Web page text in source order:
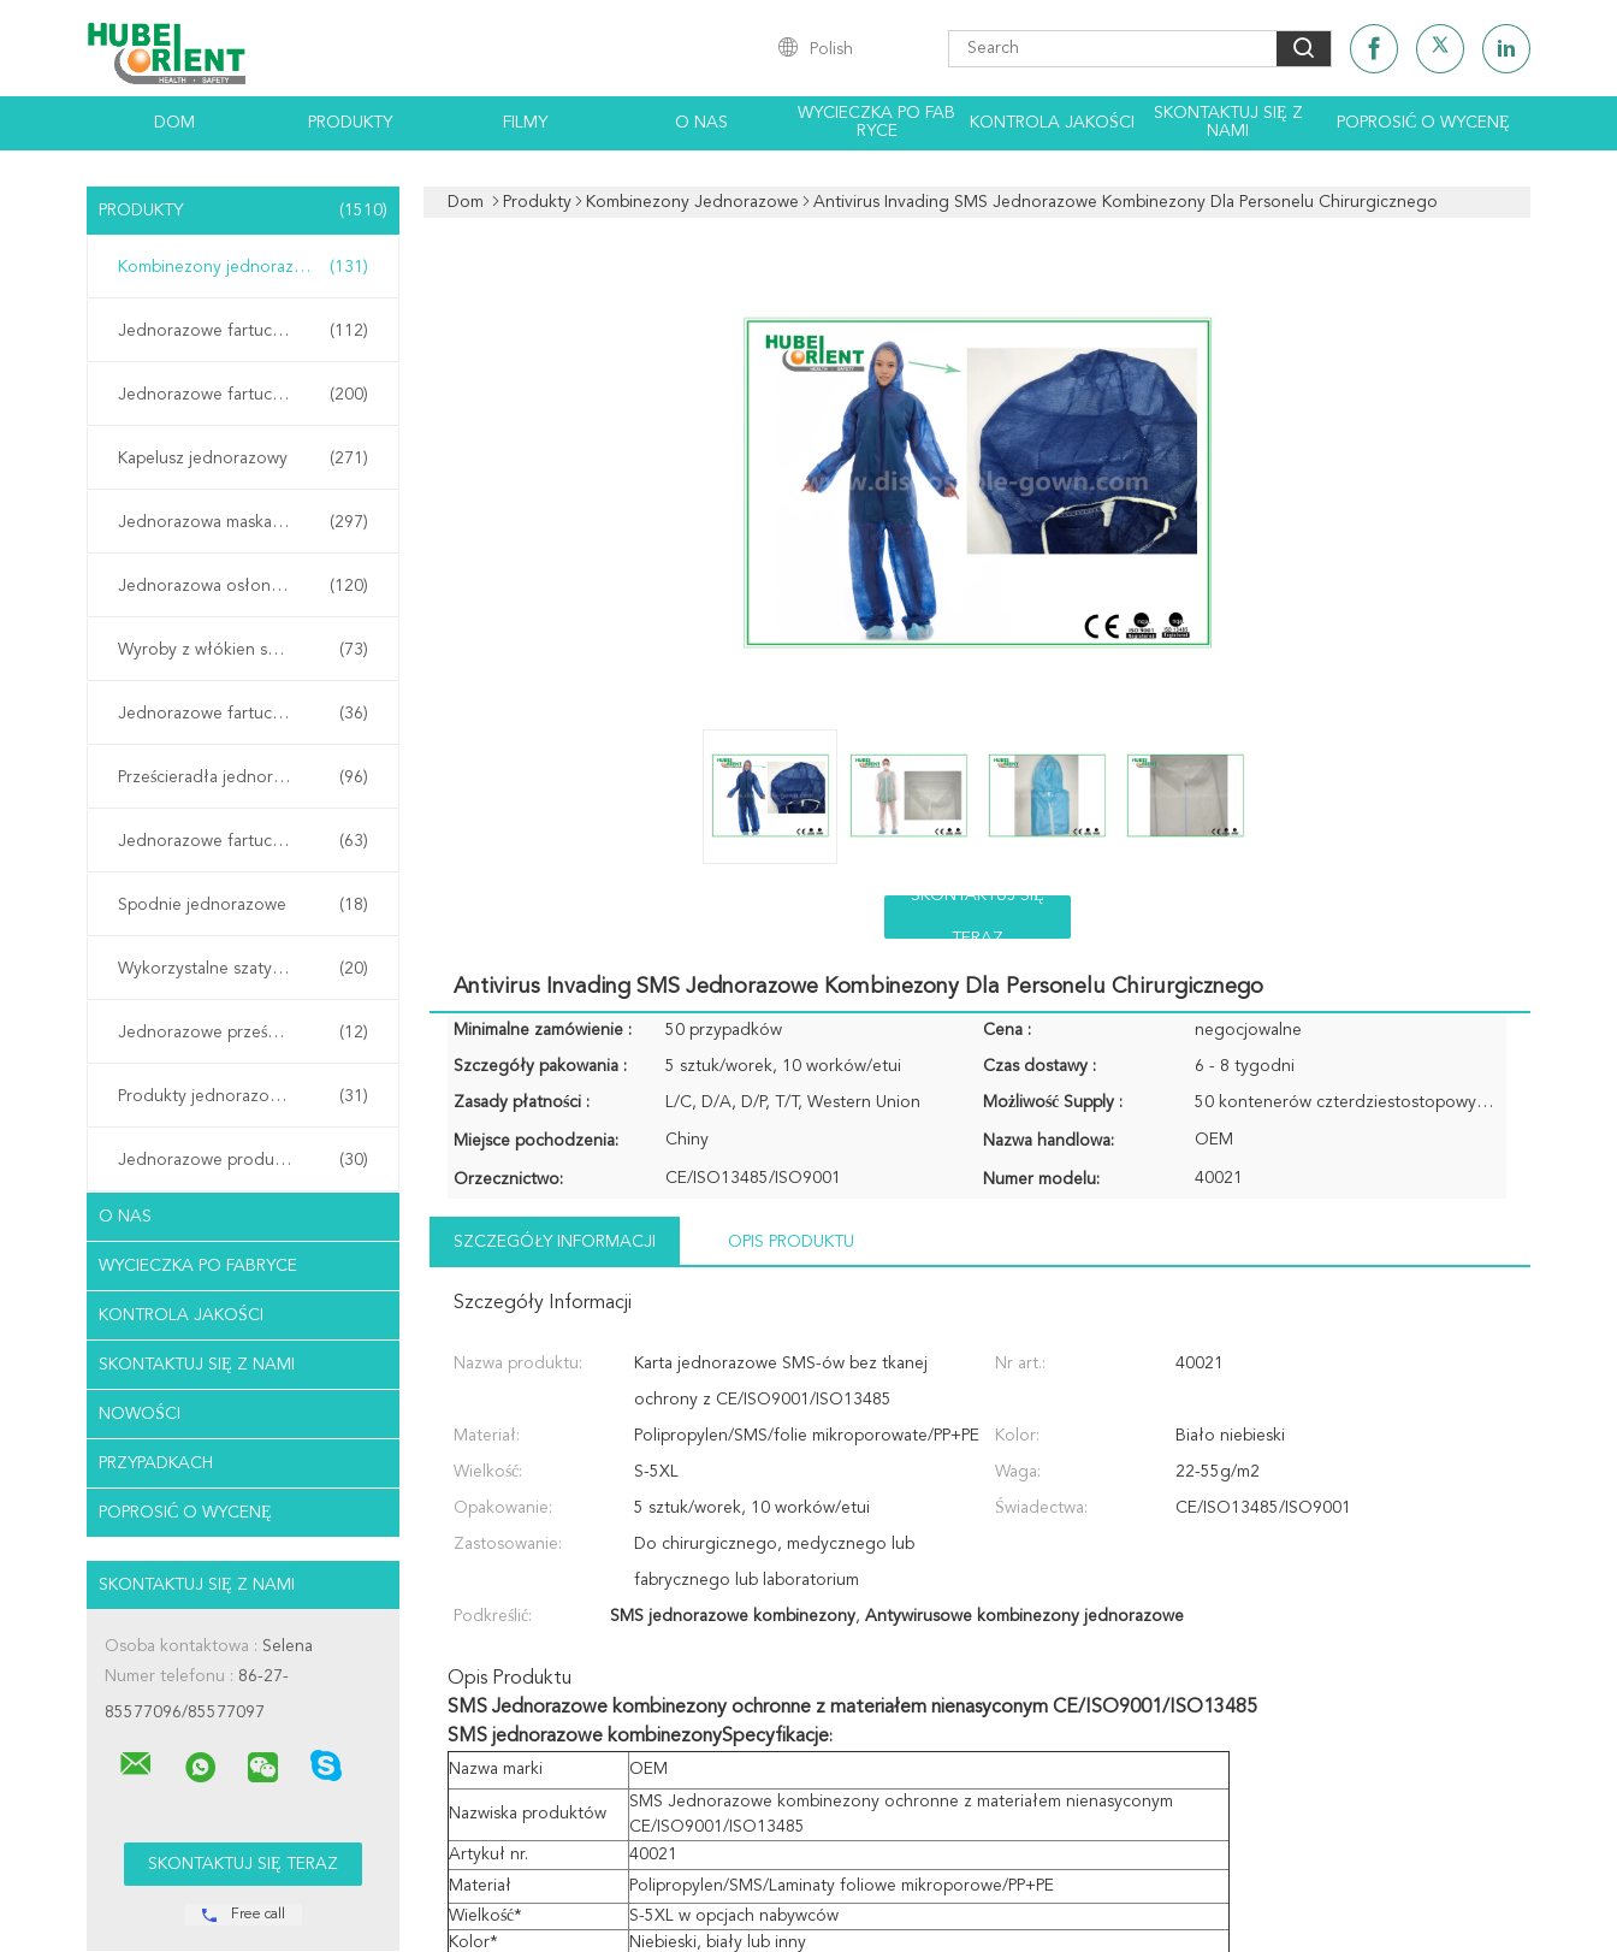
Polish
DOM PRODUKTY FILMY O NAS
WYCIECZKA PO FAB
RYCE
KONTROLA JAKOŚCI
SKONTAKTUJ SIĘ Z
NAMI
POPROSIĆ O WYCENĘ
PRODUKTY (1510)
Kombinezony jednorazowe (131)
Jednorazowe fartuchy laboratoryjne (112)
Jednorazowe fartuchy izolacyjne (200)
Kapelusz jednorazowy (271)
Jednorazowa maska ​​na twarz (297)
Jednorazowa osłona na buty (120)
Wyroby z włókien sztucznych (73)
Jednorazowe fartuchy chirurgiczne (36)
Prześcieradła jednorazowe (96)
Jednorazowe fartuchy ochronne (63)
Spodnie jednorazowe (18)
Wykorzystalne szaty kimono (20)
Jednorazowe prześcieradła (12)
Produkty jednorazowego użytku w szpitalu (31)
Jednorazowe produkty do salonu (30)
O NAS
WYCIECZKA PO FABRYCE
KONTROLA JAKOŚCI
SKONTAKTUJ SIĘ Z NAMI
NOWOŚCI
PRZYPADKACH
POPROSIĆ O WYCENĘ
SKONTAKTUJ SIĘ Z NAMI
Osoba kontaktowa : Selena
Numer telefonu : 86-27-
85577096/85577097
Free call
Dom Produkty Kombinezony Jednorazowe Antivirus Invading SMS Jednorazowe Kombinezony Dla Personelu Chirurgicznego
SKONTAKTUJ SIĘ
TERAZ
Antivirus Invading SMS Jednorazowe Kombinezony Dla Personelu Chirurgicznego
Minimalne zamówienie : 50 przypadków Cena : negocjowalne
Szczegóły pakowania : 5 sztuk/worek, 10 worków/etui Czas dostawy : 6 - 8 tygodni
Zasady płatności : L/C, D/A, D/P, T/T, Western Union Możliwość Supply : 50 kontenerów czterdziestostopowych / miesiąc
Miejsce pochodzenia: Chiny Nazwa handlowa: OEM
Orzecznictwo: CE/ISO13485/ISO9001 Numer modelu: 40021
SZCZEGÓŁY INFORMACJI OPIS PRODUKTU
Szczegóły Informacji
Nazwa produktu: Karta jednorazowe SMS-ów bez tkanej
ochrony z CE/ISO9001/ISO13485
Nr art.: 40021
Materiał: Polipropylen/SMS/folie mikroporowate/PP+PE Kolor: Biało niebieski
Wielkość: S-5XL Waga: 22-55g/m2
Opakowanie: 5 sztuk/worek, 10 worków/etui Świadectwa: CE/ISO13485/ISO9001
Zastosowanie: Do chirurgicznego, medycznego lub
fabrycznego lub laboratorium
Podkreślić: SMS jednorazowe kombinezony, Antywirusowe kombinezony jednorazowe
Opis Produktu
SMS Jednorazowe kombinezony ochronne z materiałem nienasyconym CE/ISO9001/ISO13485
SMS jednorazowe kombinezonySpecyfikacje:
Nazwa marki
OEM
Nazwiska produktów
SMS Jednorazowe kombinezony ochronne z materiałem nienasyconym
CE/ISO9001/ISO13485
Artykuł nr.
40021
Materiał
Polipropylen/SMS/Laminaty foliowe mikroporowe/PP+PE
Wielkość*
S-5XL w opcjach nabywców
Kolor*
Niebieski, biały lub inny